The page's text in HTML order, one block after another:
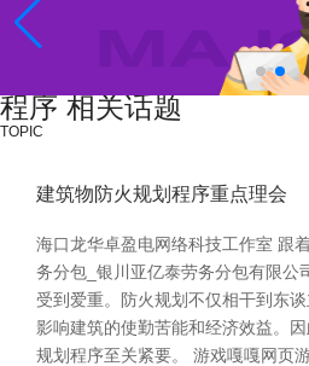
程序 相关话题
TOPIC
建筑物防火规划程序重点理会
海口龙华卓盈电网络科技工作室 跟
务分包_银川亚亿泰劳务分包有限公
受到爱重。防火规划不仅相干到东
影响建筑的使勤苦能和经济效益。
规划程序至关紧要。 游戏嘎嘎网页